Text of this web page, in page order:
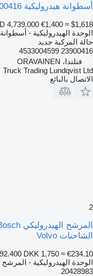
أسطوانة هيدروليكية Bosch 23900416 لـ الشاحنات Volvo
4,739.000 €1,400 ≈ $1,618
الوحدة الهيدروليكية -
حالة المركبة جديد
23900416 4533004599
فنلندا، ORAVAINEN
Truck Trading Lundqvist Ltd
الاتصال بالبائع
2
الشاحنات Volvo
DKK 1,750 ≈ €234.10
الوحدة الهيدروليكية - المرشح
20428983